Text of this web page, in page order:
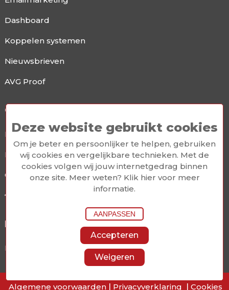
Dashboard
Koppelen systemen
Nieuwsbrieven
AVG Proof
Contact
Prijzen
Demo
Contact
Informatie
Mailmax is een onderdeel vanHademax
Algemene voorwaarden Privacyverklaring |Cookies
Deze website gebruikt cookies
Om je beter en persoonlijker te helpen, gebruiken
wij cookies en vergelijkbare technieken. Met de
cookies volgen wij jouw internetgedrag binnen
onze site. Meer weten? Klik hier voor meer
informatie.
AANPASSEN
Accepteren
Weigeren